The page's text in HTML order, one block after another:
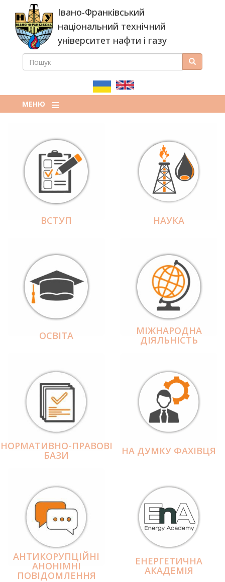
основного
вмісту
Івано-Франківський
національний технічний
університет нафти і газу
ПОШУКОВА
ПОШУК Пошук
МЕНЮ
ВСТУП НАУКА
ОСВІТА МІЖНАРОДНА
ДІЯЛЬНІCТЬ
НОРМАТИВНО-ПРАВОВІ
БАЗИ НА ДУМКУ ФАХІВЦЯ
АНТИКОРУПЦІЙНІ
АНОНІМНІ
ПОВІДОМЛЕННЯ
ЕНЕРГЕТИЧНА
АКАДЕМІЯ